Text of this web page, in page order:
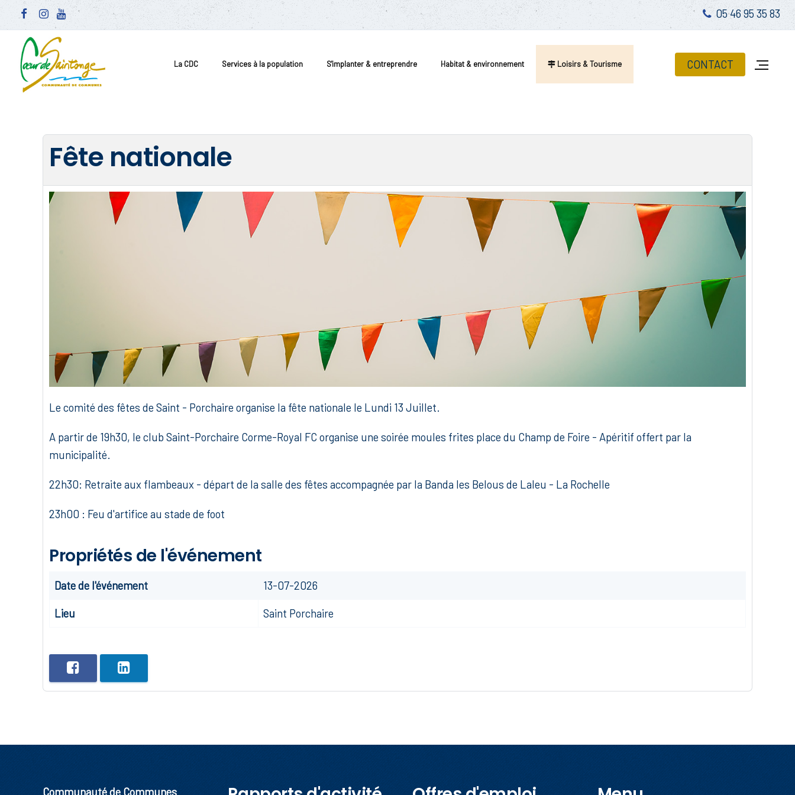
05 46 95 35 83
La CDC Services à la population S'implanter & entreprendre Habitat & environnement Loisirs & Tourisme CONTACT
Fête nationale
Le comité des fêtes de Saint - Porchaire organise la fête nationale le Lundi 13 Juillet.
A partir de 19h30, le club Saint-Porchaire Corme-Royal FC organise une soirée moules frites place du Champ de Foire - Apéritif offert par la
municipalité.
22h30: Retraite aux flambeaux - départ de la salle des fêtes accompagnée par la Banda les Belous de Laleu - La Rochelle
23h00 : Feu d'artifice au stade de foot
Propriétés de l'événement
Date de l'événement 13-07-2026
Lieu Saint Porchaire
Communauté de Communes